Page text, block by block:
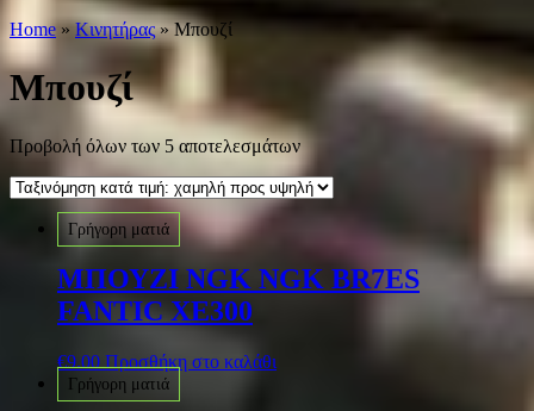
Home »Κινητήρας» Μπουζί
Μπουζί
Προβολή όλων των 5 αποτελεσμάτων
Γρήγορη ματιά
ΜΠΟΥΖΙ NGK NGK BR7ES
FANTIC XE300
€9.00 Προσθήκη στο καλάθι
Γρήγορη ματιά